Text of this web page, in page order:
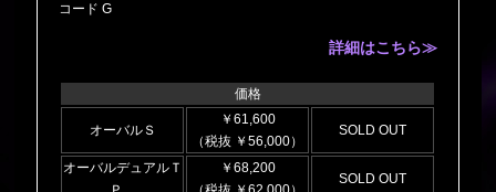
コード G
詳細はこちら≫
価格
オーバルＳ
￥61,600
（税抜 ￥56,000）
SOLD OUT
オーバルデュアルＴ
￥68,200
SOLD OUT